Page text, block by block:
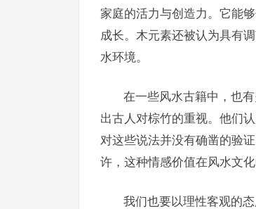
家庭的活力与创造力。它能
成长。木元素还被认为具有
水环境。
在一些风水古籍中，也
出古人对棕竹的重视。他们
对这些说法并没有确凿的验
许，这种情感价值在风水文
我们也要以理性客观的